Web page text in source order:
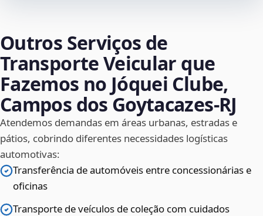
Outros Serviços de
Transporte Veicular que
Fazemos no Jóquei Clube,
Campos dos Goytacazes‑RJ
Atendemos demandas em áreas urbanas, estradas e
pátios, cobrindo diferentes necessidades logísticas
automotivas:
Transferência de automóveis entre concessionárias e
oficinas
Transporte de veículos de coleção com cuidados